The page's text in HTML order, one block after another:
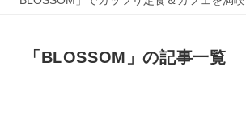
「BLOSSOM」の記事一覧